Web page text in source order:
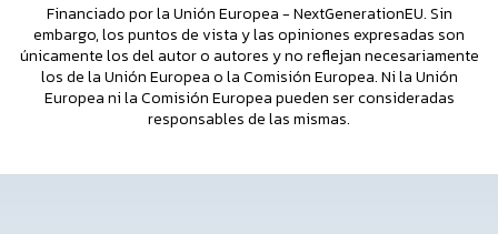
Financiado por la Unión Europea - NextGenerationEU. Sin
embargo, los puntos de vista y las opiniones expresadas son
únicamente los del autor o autores y no reflejan necesariamente
los de la Unión Europea o la Comisión Europea. Ni la Unión
Europea ni la Comisión Europea pueden ser consideradas
responsables de las mismas.